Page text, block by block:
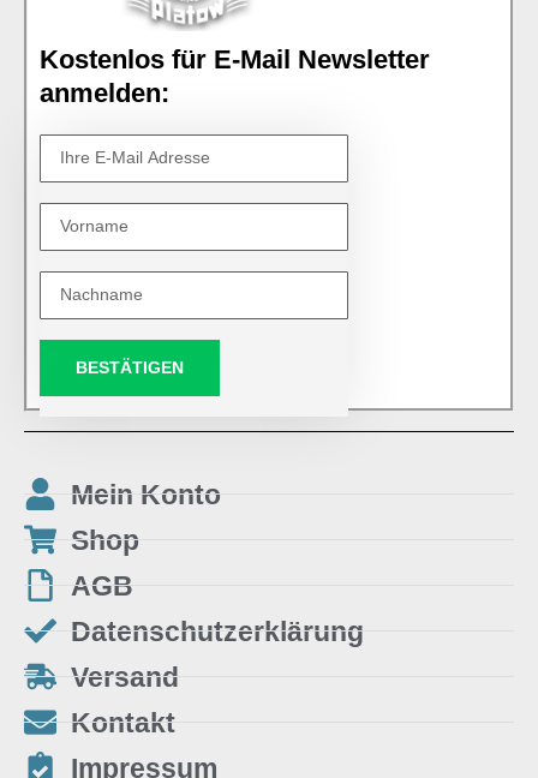
Kostenlos für E-Mail Newsletter
anmelden:
BESTÄTIGEN
Mein Konto
Shop
AGB
Datenschutzerklärung
Versand
Kontakt
Impressum